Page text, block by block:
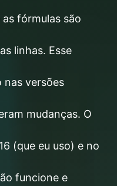
fórmulas são
linhas. Esse
nas versões
mudanças. O
(que eu uso) e no
funcione e